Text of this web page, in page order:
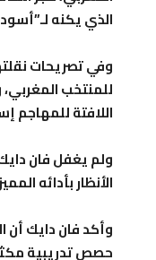
الذي يكنه
وفي تصريحات
للمنتخب
اللافتة للمهاجم
الأنظار بأدائه
وأكد فان دايك أن
حصص تدريبية